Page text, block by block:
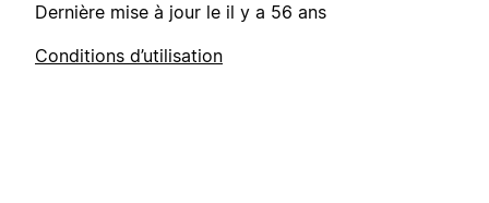
Dernière mise à jour le il y a 56 ans
Conditions d’utilisation